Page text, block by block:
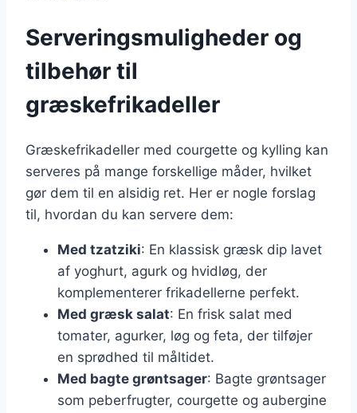
Serveringsmuligheder og
tilbehør til
græskefrikadeller
Græskefrikadeller med courgette og kylling kan
serveres på mange forskellige måder, hvilket
gør dem til en alsidig ret. Her er nogle forslag
til, hvordan du kan servere dem:
Med tzatziki: En klassisk græsk dip lavet
af yoghurt, agurk og hvidløg, der
komplementerer frikadellerne perfekt.
Med græsk salat: En frisk salat med
tomater, agurker, løg og feta, der tilføjer
en sprødhed til måltidet.
Med bagte grøntsager: Bagte grøntsager
som peberfrugter, courgette og aubergine